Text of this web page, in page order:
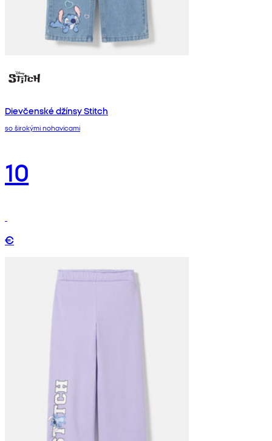
Dievčenské džínsy Stitch
so širokými nohavicami
10
€